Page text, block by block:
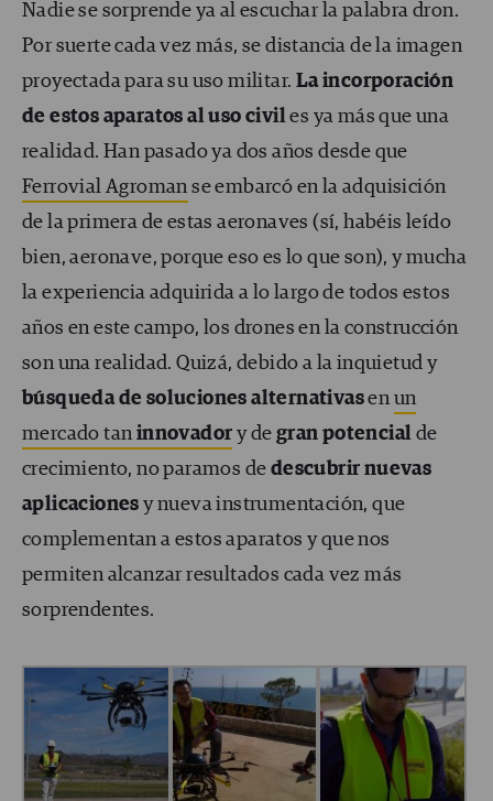
Nadie se sorprende ya al escuchar la palabra dron.
Por suerte cada vez más, se distancia de la imagen
proyectada para su uso militar. La incorporación
de estos aparatos al uso civiles ya más que una
realidad. Han pasado ya dos años desde que
Ferrovial Agromanse embarcó en la adquisición
de la primera de estas aeronaves (sí, habéis leído
bien, aeronave, porque eso es lo que son), y mucha
la experiencia adquirida a lo largo de todos estos
años en este campo, los drones en la construcción
son una realidad. Quizá, debido a la inquietud y
búsqueda de soluciones alternativasenun
mercado taninnovador y de gran potencial de
crecimiento, no paramos de descubrir nuevas
aplicaciones y nueva instrumentación, que
complementan a estos aparatos y que nos
permiten alcanzar resultados cada vez más
sorprendentes.